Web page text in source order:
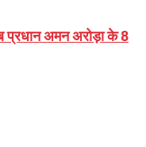
प्रधान अमन अरोड़ा के 8